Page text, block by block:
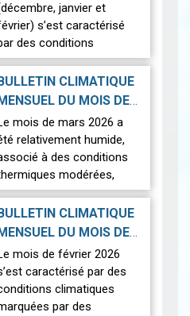
janvier et
s’est caractérisé
des conditions
contrastées
l’ensemble du territoire.
saison a été marquée
BULLETIN CLIMATIQUE
MENSUEL DU MOIS DE
2026|2026-04-17
mois de mars 2026 a
relativement humide,
à des conditions
modérées,
par un
entre des
légèrement plus
BULLETIN CLIMATIQUE
MENSUEL DU MOIS DE
2026|
03-16
mois de février 2026
caractérisé par des
climatiques
par des